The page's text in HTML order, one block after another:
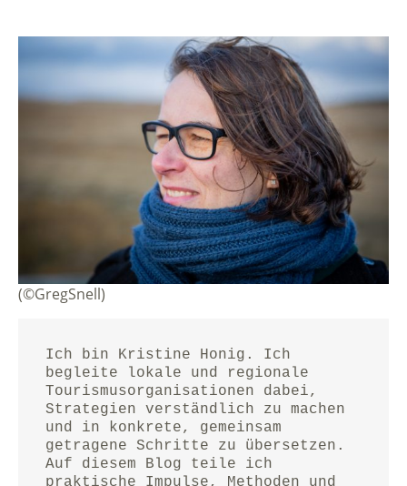
(©GregSnell)
Ich bin Kristine Honig. Ich
begleite lokale und regionale
Tourismusorganisationen dabei,
Strategien verständlich zu machen
und in konkrete, gemeinsam
getragene Schritte zu übersetzen.
Auf diesem Blog teile ich
praktische Impulse, Methoden und